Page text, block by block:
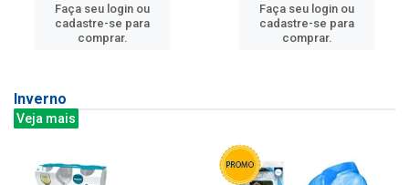
Faça seu login ou
cadastre-se para
comprar.
Faça seu login ou
cadastre-se para
comprar.
Inverno
Veja mais